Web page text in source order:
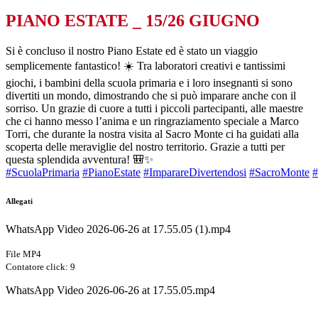
PIANO ESTATE _ 15/26 GIUGNO
Si è concluso il nostro Piano Estate ed è stato un viaggio
semplicemente fantastico! ☀️ Tra laboratori creativi e tantissimi
giochi, i bambini della scuola primaria e i loro insegnanti si sono
divertiti un mondo, dimostrando che si può imparare anche con il
sorriso. Un grazie di cuore a tutti i piccoli partecipanti, alle maestre
che ci hanno messo l’anima e un ringraziamento speciale a Marco
Torri, che durante la nostra visita al Sacro Monte ci ha guidati alla
scoperta delle meraviglie del nostro territorio. Grazie a tutti per
questa splendida avventura! 🎒✨
#ScuolaPrimaria #PianoEstate #ImparareDivertendosi #SacroMonte
Allegati
WhatsApp Video 2026-06-26 at 17.55.05 (1).mp4
File MP4
Contatore click: 9
WhatsApp Video 2026-06-26 at 17.55.05.mp4